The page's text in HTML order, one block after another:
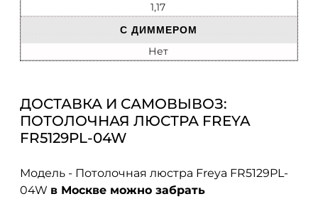
1,17
С ДИММЕРОМ
Нет
ДОСТАВКА И САМОВЫВОЗ:
ПОТОЛОЧНАЯ ЛЮСТРА FREYA
FR5129PL-04W
Модель - Потолочная люстра Freya FR5129PL-
04W в Москве можно забрать